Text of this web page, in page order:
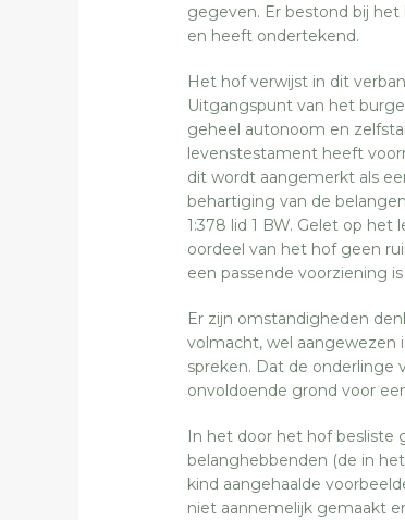
gegeven. Er bestond bij
en heeft ondertekend.
Het hof verwijst in dit
Uitgangspunt van het
geheel autonoom en
levenstestament heeft
dit wordt aangemerkt als
behartiging van de
1:378 lid 1 BW. Gelet op
oordeel van het hof geen
een passende voorziening
Er zijn omstandigheden
volmacht, wel aangewezen
spreken. Dat de onderlinge
onvoldoende grond voor
In het door het hof besliste
belanghebbenden (de in
kind aangehaalde
niet aannemelijk gemaakt